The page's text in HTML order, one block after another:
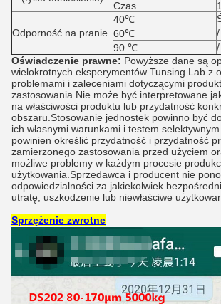
Czas
Odporność na pranie
40℃
60℃
/
90 ℃
/
Oświadczenie prawne: Powyższe dane są
wielokrotnych eksperymentów Tunsing Lab z
problemami i zaleceniami dotyczącymi
zastosowania.Nie może być interpretowane
na właściwości produktu lub przydatność
obszaru.Stosowanie jednostek powinno być
ich własnymi warunkami i testem
powinien określić przydatność i przydatność
zamierzonego zastosowania przed użyciem
możliwe problemy w każdym procesie
użytkowania.Sprzedawca i producent nie
odpowiedzialności za jakiekolwiek
utratę, uszkodzenie lub niewłaściwe
Sprzężenie zwrotne